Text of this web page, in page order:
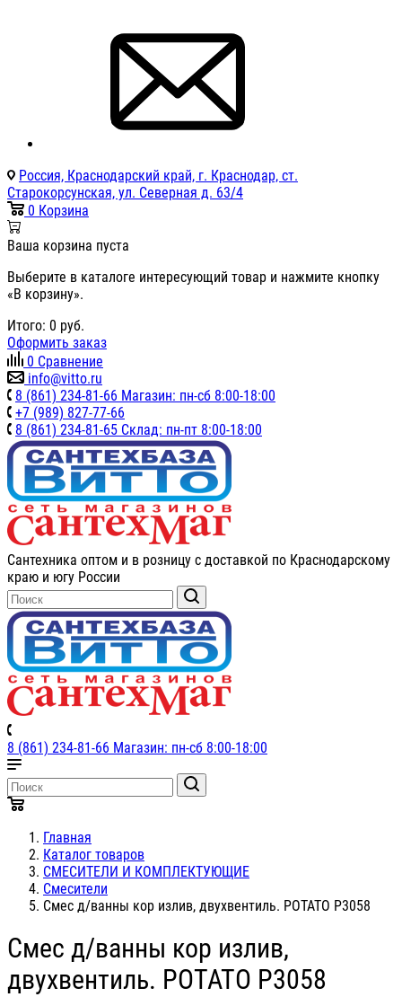
Россия, Краснодарский край, г. Краснодар, ст.
Старокорсунская, ул. Северная д. 63/4
0 Корзина
Ваша корзина пуста
Выберите в каталоге интересующий товар и нажмите кнопку
«В корзину».
Итого: 0 руб.
Оформить заказ
0 Сравнение
info@vitto.ru
8 (861) 234-81-66 Магазин: пн-сб 8:00-18:00
+7 (989) 827-77-66
8 (861) 234-81-65 Склад: пн-пт 8:00-18:00
Сантехника оптом и в розницу с доставкой по Краснодарскому
краю и югу России
8 (861) 234-81-66 Магазин: пн-сб 8:00-18:00
Главная
Каталог товаров
СМЕСИТЕЛИ И КОМПЛЕКТУЮЩИЕ
Смесители
Смес д/ванны кор излив, двухвентиль. POTATO P3058
Смес д/ванны кор излив,
двухвентиль. POTATO P3058